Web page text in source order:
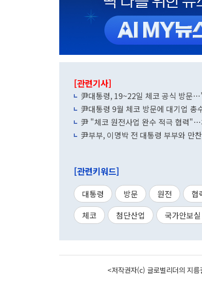
[관련기사]
尹대통령, 19~22일 체코 공식 방문
尹대통령 9월 체코 방문에 대기업 총
尹 "체코 원전사업 완수 적극 협력
尹부부, 이명박 전 대통령 부부와 만
[관련키워드]
대통령 방문 원전 협
체코
첨단산업 국가안보실
<저작권자(c) 글로벌리더의 지